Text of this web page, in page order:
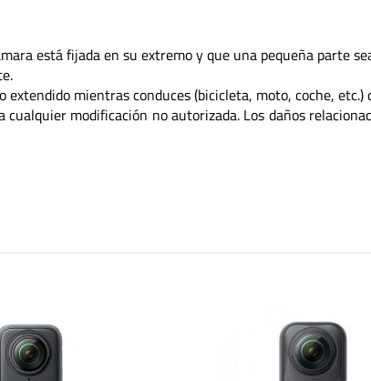
está fijada en su extremo y que una pequeña parte
mientras conduces (bicicleta, moto, coche,
modificación no autorizada. Los daños